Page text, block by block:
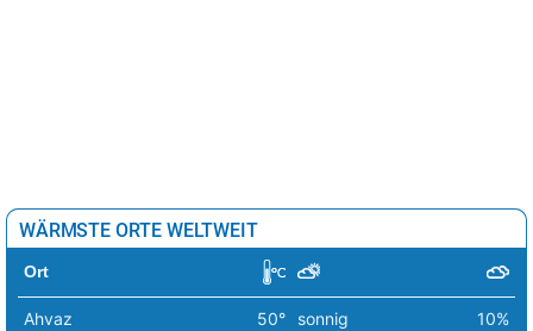
WÄRMSTE ORTE WELTWEIT
Ort
Ahvaz 50° sonnig 10%